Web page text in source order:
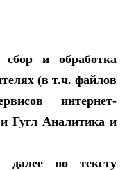
сбор и обработка
(в т.ч. файлов
интернет-
Гугл Аналитика и
далее по тексту